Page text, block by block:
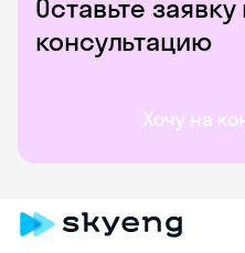
Оставьте
консультацию
Хочу на